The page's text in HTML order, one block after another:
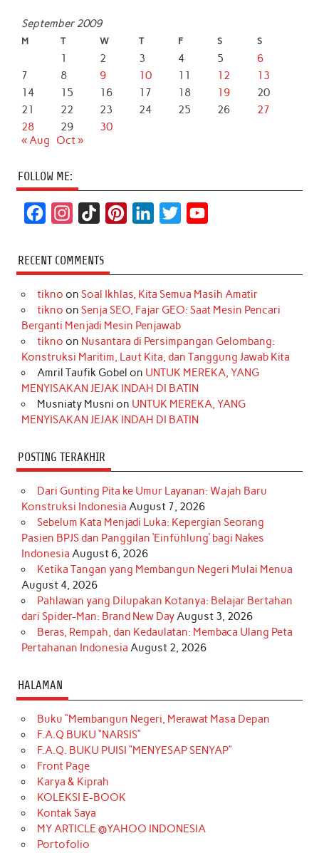
September 2009
M T W T F S S
1 2 3 4 5
6
7
8 9 10 11 12
13
14
15 16 17 18 19
20
21
22 23 24 25 26
27
28
29
30
« Aug
Oct »
FOLLOW ME:
c
e
b
o
k
s
t
a
r
a
m
k
T
o
k
t
e
r
e
s
t
k
e
d
I
n
t
t
r
T
u
e
RECENT COMMENTS
tikno on Soal Ikhlas, Kita Semua Masih Amatir
tikno on Senja SEO, Fajar GEO: Saat Mesin Pencari
Berganti Menjadi Mesin Penjawab
tikno on Nusantara di Persimpangan Gelombang:
Konstruksi Maritim, Laut Kita, dan Tanggung Jawab Kita
Amril Taufik Gobel on UNTUK MEREKA, YANG
MENYISAKAN JEJAK INDAH DI BATIN
Musniaty Musni on UNTUK MEREKA, YANG
MENYISAKAN JEJAK INDAH DI BATIN
POSTING TERAKHIR
Dari Gunting Pita ke Umur Layanan: Wajah Baru
Konstruksi Indonesia August 7, 2026
Sebelum Kata Menjadi Luka: Kepergian Seorang
Pasien BPJS dan Panggilan ‘Einfühlung’ bagi Nakes
Indonesia August 6, 2026
Ketika Tangan yang Membangun Negeri Mulai Menua
August 4, 2026
Pahlawan yang Dilupakan Kotanya: Belajar Bertahan
dari Spider-Man: Brand New DayAugust 3, 2026
Beras, Rempah, dan Kedaulatan: Membaca Ulang Peta
Pertahanan Indonesia August 2, 2026
HALAMAN
Buku “Membangun Negeri, Merawat Masa Depan
F.A.Q BUKU “NARSIS”
F.A.Q. BUKU PUISI “MENYESAP SENYAP”
Front Page
Karya & Kiprah
KOLEKSI E-BOOK
Kontak Saya
MY ARTICLE @YAHOO INDONESIA
Portofolio